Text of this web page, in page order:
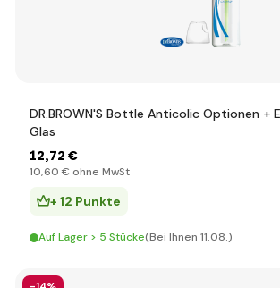
DR.BROWN'S Bottle Anticolic Optionen +
Glas
12,72 €
10,60 € ohne MwSt
+ 12 Punkte
Auf Lager > 5 Stücke(Bei Ihnen 11.08.)